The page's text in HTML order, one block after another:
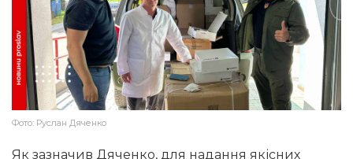
Фото: Руслан Дяченко
Як зазначив Дяченко, для надання якісних